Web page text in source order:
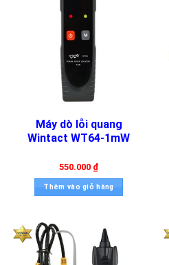
Máy dò lỗi quang
Wintact WT64-1mW
550.000 ₫
Thêm vào giỏ hàng